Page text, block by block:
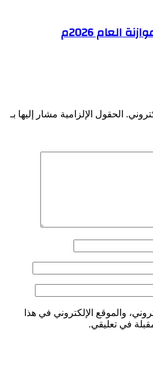
العام 2026م
الحقول الإلزامية مشار إليها بـ
والموقع الإلكتروني في هذا
في تعليقي.